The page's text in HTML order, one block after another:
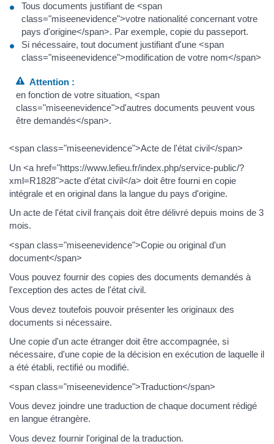
Tous documents justifiant de <span
class="miseenevidence">votre nationalité concernant votre
pays d'origine</span>. Par exemple, copie du passeport.
Si nécessaire, tout document justifiant d'une <span
class="miseenevidence">modification de votre nom</span>
Attention :
en fonction de votre situation, <span
class="miseenevidence">d'autres documents peuvent vous
être demandés</span>.
<span class="miseenevidence">Acte de l'état civil</span>
Un <a href="https://www.lefieu.fr/index.php/service-public/?
xml=R1828">acte d'état civil</a> doit être fourni en copie
intégrale et en original dans la langue du pays d'origine.
Un acte de l'état civil français doit être délivré depuis moins de 3
mois.
<span class="miseenevidence">Copie ou original d'un
document</span>
Vous pouvez fournir des copies des documents demandés à
l'exception des actes de l'état civil.
Vous devez toutefois pouvoir présenter les originaux des
documents si nécessaire.
Une copie d'un acte étranger doit être accompagnée, si
nécessaire, d'une copie de la décision en exécution de laquelle il
a été établi, rectifié ou modifié.
<span class="miseenevidence">Traduction</span>
Vous devez joindre une traduction de chaque document rédigé
en langue étrangère.
Vous devez fournir l'original de la traduction.